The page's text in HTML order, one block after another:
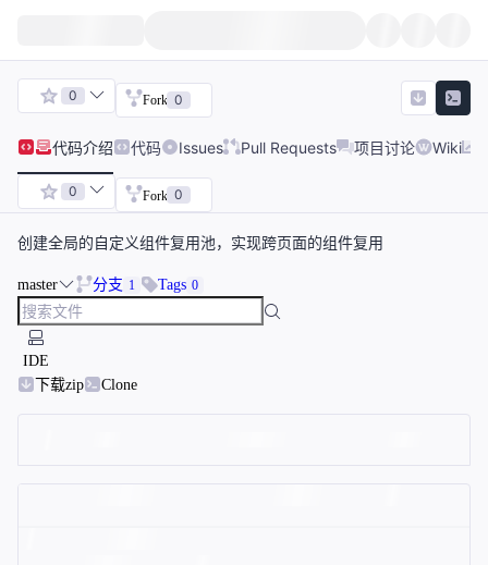
0 Fork 0
代码介绍 代码 Issues Pull Requests 项目讨论 Wiki
0 Fork 0
创建全局的自定义组件复用池，实现跨页面的组件复用
master 分支 1 Tags 0
IDE
下载zip
Clone